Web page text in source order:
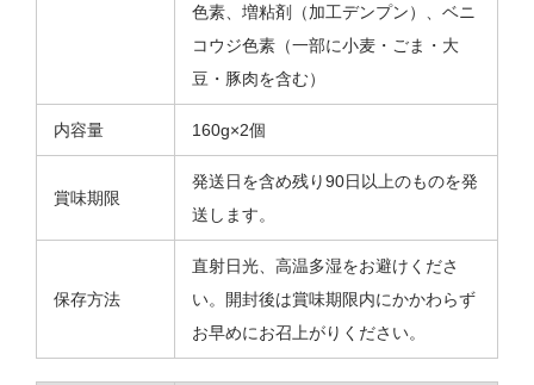
色素、増粘剤（加工デンプン）、ベニ
コウジ色素（一部に小麦・ごま・大
豆・豚肉を含む）
内容量 160g×2個
賞味期限
発送日を含め残り90日以上のものを発
送します。
保存方法
直射日光、高温多湿をお避けくださ
い。開封後は賞味期限内にかかわらず
お早めにお召上がりください。